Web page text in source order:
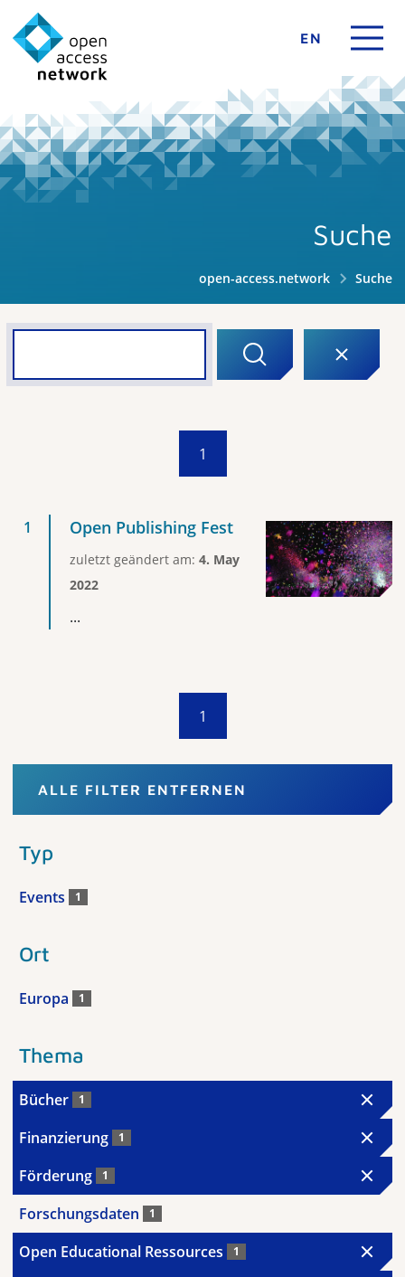
EN
Suche
open-access.network Suche
1
Open Publishing Fest
zuletzt geändert am: 4. May
2022
...
1
ALLE FILTER ENTFERNEN
Typ
Events 1
Ort
Europa 1
Thema
Bücher 1
Finanzierung 1
Förderung 1
Forschungsdaten 1
Open Educational Ressources 1